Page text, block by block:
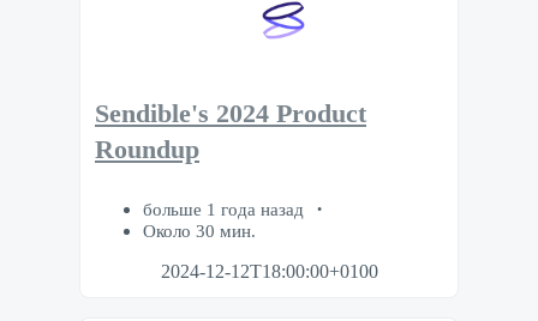
Sendible's 2024 Product
Roundup
больше 1 года назад
Около 30 мин.
2024-12-12T18:00:00+0100